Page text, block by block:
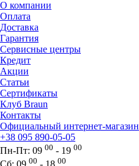
О компании
Оплата
Доставка
Гарантия
Сервисные центры
Кредит
Акции
Статьи
Сертификаты
Клуб Braun
Контакты
Официальный интернет-магазин
+38 095 890-05-05
Пн-Пт: 09 00 - 19 00
00 00